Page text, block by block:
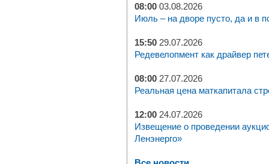
08:00 03.08.2026
Июль – на дворе пусто, да и в
15:50 29.07.2026
Редевелопмент как драйвер
08:00 27.07.2026
Реальная цена маткапитала
12:00 24.07.2026
Извещение о проведении
Ленэнерго»